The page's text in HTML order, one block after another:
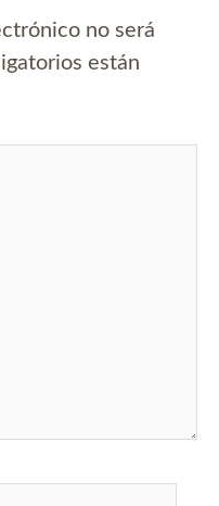
no será
están